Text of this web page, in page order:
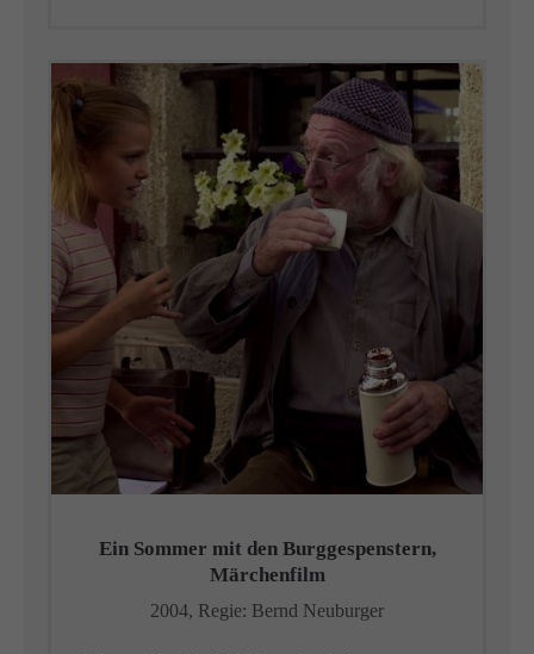
Ein Sommer mit den Burggespenstern,
Märchenfilm
2004, Regie: Bernd Neuburger